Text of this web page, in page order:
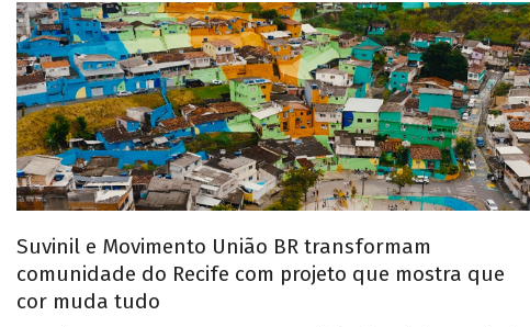
Suvinil e Movimento União BR transformam
comunidade do Recife com projeto que mostra que
cor muda tudo